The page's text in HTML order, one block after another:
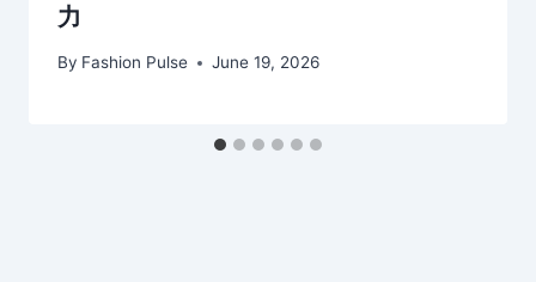
力
By Fashion Pulse June 19, 2026